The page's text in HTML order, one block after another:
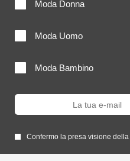
Moda Donna
Moda Uomo
Moda Bambino
Confermo la presa visione della